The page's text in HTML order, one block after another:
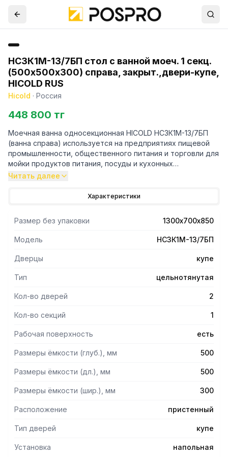
НСЗК1М-13/7БП стол с ванной моеч. 1 секц.
(500х500х300) справа, закрыт.,двери-купе,
HICOLD RUS
Hicold · Россия
448 800 тг
Моечная ванна односекционная HICOLD НСЗК1М-13/7БП
(ванна справа) используется на предприятиях пищевой
промышленности, общественного питания и торговли для
мойки продуктов питания, посуды и кухонных
принадлежностей.
высотой 50 мм.
Опции
- Возможна замена стандартной столешницы на
столешницу без борта.
Читать далее
Характеристики
Размер без упаковки 1300х700х850
Модель НСЗК1М-13/7БП
Дверцы купе
Тип цельнотянутая
Кол-во дверей 2
Кол-во секций 1
Рабочая поверхность есть
Размеры ёмкости (глуб.), мм 500
Размеры ёмкости (дл.), мм 500
Размеры ёмкости (шир.), мм 300
Расположение пристенный
Тип дверей купе
Установка напольная